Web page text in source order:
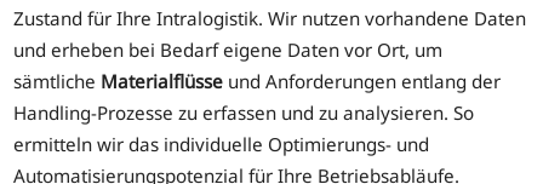
Zustand für Ihre Intralogistik. Wir nutzen vorhandene Daten
und erheben bei Bedarf eigene Daten vor Ort, um
sämtliche Materialflüsse und Anforderungen entlang der
Handling-Prozesse zu erfassen und zu analysieren. So
ermitteln wir das individuelle Optimierungs- und
Automatisierungspotenzial für Ihre Betriebsabläufe.